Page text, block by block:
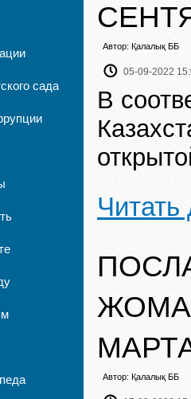
сада
Автор: Қалалық ББ
05-09-2022
В
Читать
Автор: Қалалық ББ